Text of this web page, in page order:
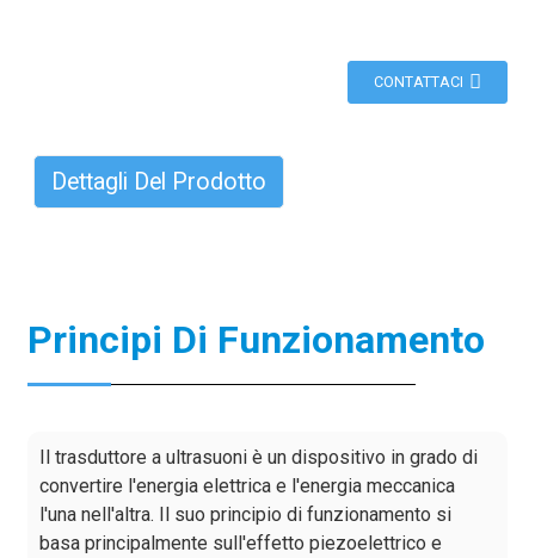
CONTATTACI
Dettagli Del Prodotto
Principi Di Funzionamento
Il trasduttore a ultrasuoni è un dispositivo in grado di
convertire l'energia elettrica e l'energia meccanica
l'una nell'altra. Il suo principio di funzionamento si
basa principalmente sull'effetto piezoelettrico e